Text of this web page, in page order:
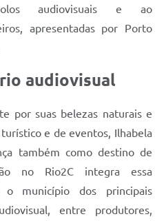
audiovisuais e ao
apresentadas por Porto
audiovisual
por suas belezas naturais e
e de eventos, Ilhabela
também como destino de
no Rio2C integra essa
o município dos principais
entre produtores,